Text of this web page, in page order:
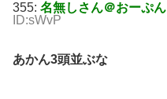
355: 名無しさん＠おーぷん
ID:sWvP
あかん3頭並ぶな